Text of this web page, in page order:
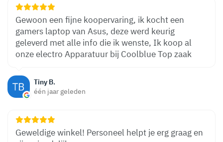
Tiny B.
één jaar geleden
Gewoon een fijne koopervaring, ik kocht een
gamers laptop van Asus, deze werd keurig
geleverd met alle info die ik wenste, Ik koop al
onze electro Apparatuur bij Coolblue Top zaak
Geweldige winkel! Personeel helpt je erg graag en